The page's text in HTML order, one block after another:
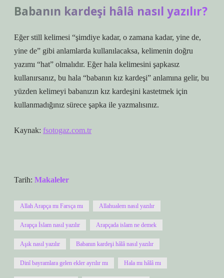
Babanın kardeşi hâlâ nasıl yazılır?
Eğer still kelimesi “şimdiye kadar, o zamana kadar, yine de,
yine de” gibi anlamlarda kullanılacaksa, kelimenin doğru
yazımı “hat” olmalıdır. Eğer hala kelimesini şapkasız
kullanırsanız, bu hala “babanın kız kardeşi” anlamına gelir, bu
yüzden kelimeyi babanızın kız kardeşini kastetmek için
kullanmadığınız sürece şapka ile yazmalısınız.
Kaynak: fsotogaz.com.tr
Tarih: Makaleler
Allah Arapça mı Farsça mı Allahualem nasıl yazılır
Arapça İslam nasıl yazılır Arapçada islam ne demek
Aşık nasıl yazılır Babanın kardeşi hâlâ nasıl yazılır
Dinî bayramlara gelen ekler ayrılır mı Hala mı hâlâ mı